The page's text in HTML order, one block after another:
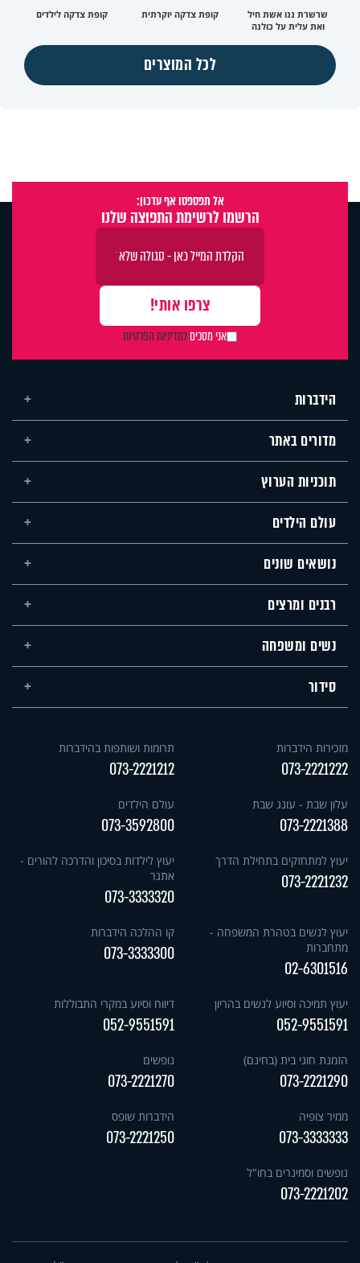
שרשרת ננו אשת חיל
ואת עלית על כולנה
קופת צדקה יוקרתית קופת צדקה לילדים
לכל המוצרים
אל תפספסו אף עדכון:
הרשמו לרשימת התפוצה שלנו
אני מסכיםלמדיניות הפרטיות
הידברות
מדורים באתר
תוכניות הערוץ
עולם הילדים
נושאים שונים
רבנים ומרצים
נשים ומשפחה
סידור
מזכירות הידברות
073-2221222
תרומות ושותפות בהידברות
073-2221212
עלון שבת - עונג שבת
073-2221388
עולם הילדים
073-3592800
יעוץ למתחזקים בתחילת הדרך
073-2221232
יעוץ לילדות בסיכון והדרכה להורים -
אתגר
073-3333320
יעוץ לנשים בטהרת המשפחה -
מתחברות
02-6301516
קו ההלכה הידברות
073-3333300
יעוץ תמיכה וסיוע לנשים בהריון
052-9551591
דיווח וסיוע במקרי התבוללות
052-9551591
הזמנת חוגי בית (בחינם)
073-2221290
נופשים
073-2221270
ממיר צופיה
073-3333333
הידברות שופס
073-2221250
נופשים וסמינרים בחו"ל
073-2221202